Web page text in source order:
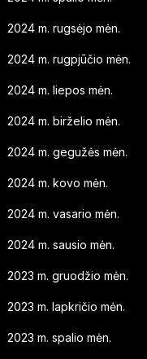
2024 m. rugsėjo mėn.
2024 m. rugpjūčio mėn.
2024 m. liepos mėn.
2024 m. birželio mėn.
2024 m. gegužės mėn.
2024 m. kovo mėn.
2024 m. vasario mėn.
2024 m. sausio mėn.
2023 m. gruodžio mėn.
2023 m. lapkričio mėn.
2023 m. spalio mėn.